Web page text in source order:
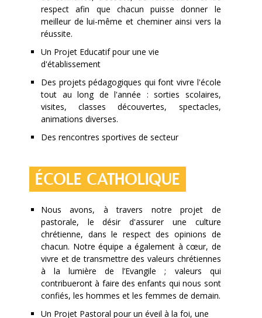
respect afin que chacun puisse donner le
meilleur de lui-même et cheminer ainsi vers la
réussite.
Un Projet Educatif pour une vie
d'établissement
Des projets pédagogiques qui font vivre l'école
tout au long de l'année : sorties scolaires,
visites, classes découvertes, spectacles,
animations diverses.
Des rencontres sportives de secteur
ÉCOLE CATHOLIQUE
Nous avons, à travers notre projet de
pastorale, le désir d'assurer une culture
chrétienne, dans le respect des opinions de
chacun. Notre équipe a également à cœur, de
vivre et de transmettre des valeurs chrétiennes
à la lumière de l’Evangile ; valeurs qui
contribueront à faire des enfants qui nous sont
confiés, les hommes et les femmes de demain.
Un Projet Pastoral pour un éveil à la foi, une